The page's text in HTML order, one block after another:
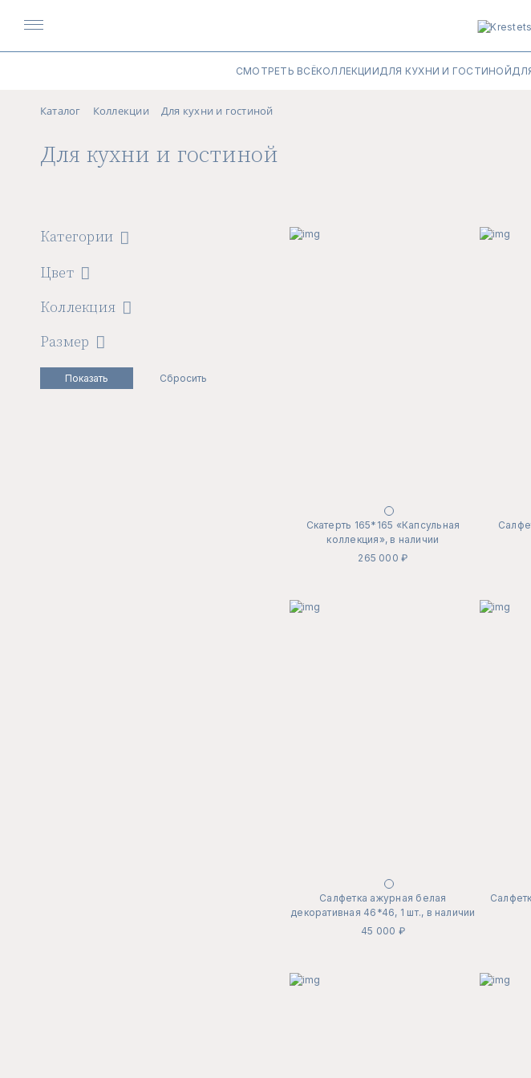
СМОТРЕТЬ ВСЁКОЛЛЕКЦИИДЛЯ КУХНИ И ГОСТИНОЙ
Каталог Коллекции Для кухни и гостиной
Для кухни и гостиной
Категории
Цвет
Коллекция
Размер
Скатерть 165*165 «Капсульная
коллекция», в наличии
265 000 ₽
Салфетка ажурная белая
декоративная 46*46, 1 шт., в наличии
45 000 ₽